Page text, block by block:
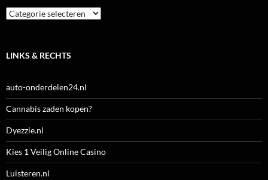
Categorieën
LINKS & RECHTS
auto-onderdelen24.nl
Cannabis zaden kopen?
Dyezzie.nl
Kies 1 Veilig Online Casino
Luisteren.nl